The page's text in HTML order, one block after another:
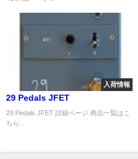
入荷情報
29 Pedals JFET
29 Pedals JFET 詳細ページ 商品一覧はこ
ちら...